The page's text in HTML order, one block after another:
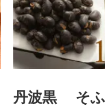
丹波黒 そふ